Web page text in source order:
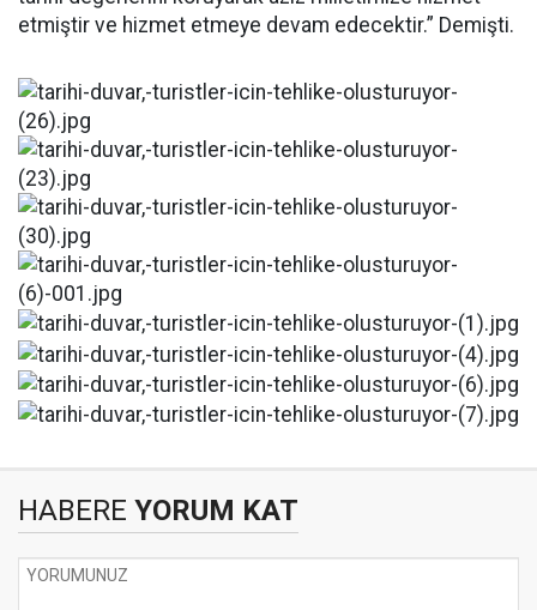
etmiştir ve hizmet etmeye devam edecektir.” Demişti.
HABERE YORUM KAT